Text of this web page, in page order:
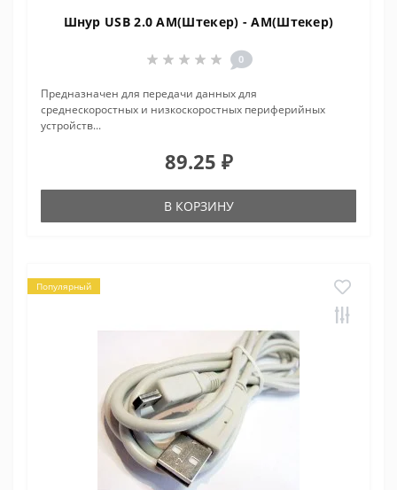
Шнур USB 2.0 AM(Штекер) - AM(Штекер)
0
Предназначен для передачи данных для
среднескоростных и низкоскоростных периферийных
устройств...
89.25 ₽
В КОРЗИНУ
Популярный